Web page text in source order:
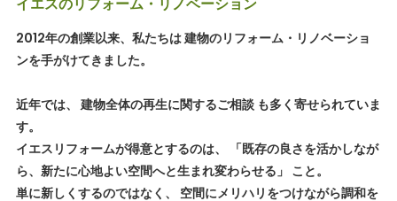
2012年の創業以来、私たちは 建物のリフォーム・リノベーショ
ンを手がけてきました。
近年では、 建物全体の再生に関するご相談 も多く寄せられていま
す。
イエスリフォームが得意とするのは、 「既存の良さを活かしなが
ら、新たに心地よい空間へと生まれ変わらせる」 こと。
単に新しくするのではなく、 空間にメリハリをつけながら調和を